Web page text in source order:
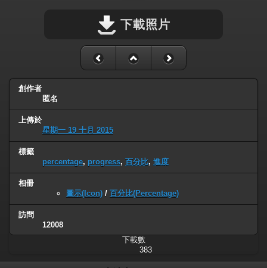
下載照片
創作者
匿名
上傳於
星期一 19 十月 2015
標籤
percentage, progress, 百分比, 進度
相冊
圖示(Icon) / 百分比(Percentage)
訪問
12008
下載數
383